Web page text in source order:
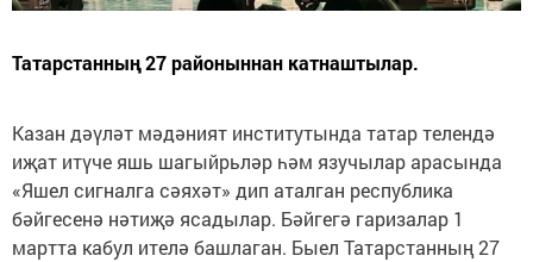
Татарстанның 27 районыннан катнаштылар.
Казан дәүләт мәдәният институтында татар телендә
иҗат итүче яшь шагыйрьләр һәм язучылар арасында
«Яшел сигналга сәяхәт» дип аталган республика
бәйгесенә нәтиҗә ясадылар. Бәйгегә гаризалар 1
мартта кабул ителә башлаган. Быел Татарстанның 27